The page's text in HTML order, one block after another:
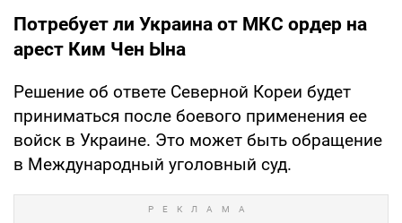
Потребует ли Украина от МКС ордер на
арест Ким Чен Ына
Решение об ответе Северной Кореи будет
приниматься после боевого применения ее
войск в Украине. Это может быть обращение
в Международный уголовный суд.